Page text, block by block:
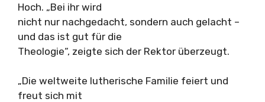
Hoch. „Bei ihr wird
nicht nur nachgedacht, sondern auch gelacht –
und das ist gut für die
Theologie“, zeigte sich der Rektor überzeugt.
„Die weltweite lutherische Familie feiert und
freut sich mit